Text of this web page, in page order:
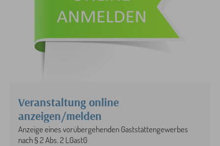
Veranstaltung online
anzeigen/melden
Anzeige eines vorübergehenden Gaststättengewerbes
nach § 2 Abs. 2 LGastG